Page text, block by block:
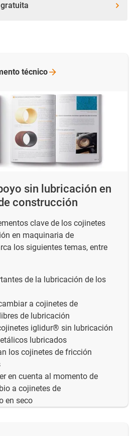
sin lubricación en
construcción
clave de los cojinetes
en maquinaria de
los siguientes temas, entre
de la lubricación de los
a cojinetes de
de lubricación
iglidur® sin lubricación
lubricados
los cojinetes de fricción
en cuenta al momento de
a cojinetes de
en seco
técnico